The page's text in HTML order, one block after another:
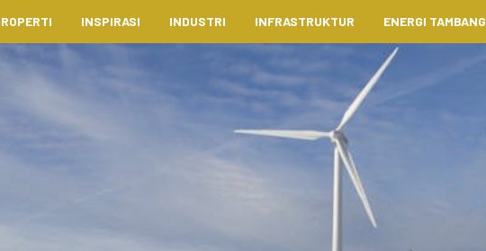
INSPIRASI INDUSTRI INFRASTRUKTUR ENERGI TAMBANG